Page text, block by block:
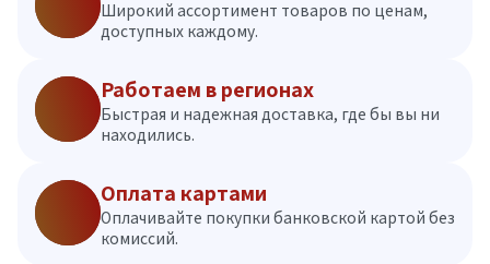
Широкий ассортимент товаров по ценам,
доступных каждому.
Работаем в регионах
Быстрая и надежная доставка, где бы вы ни
находились.
Оплата картами
Оплачивайте покупки банковской картой без
комиссий.